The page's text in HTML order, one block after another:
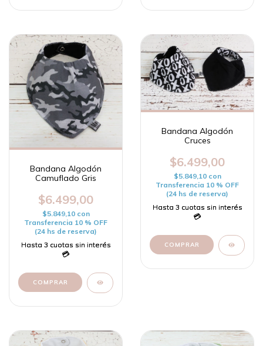
Bandana Algodón
Camuflado Gris
$6.499,00
$5.849,10 con
Transferencia 10 % OFF
(24 hs de reserva)
Bandana Algodón
Cruces
$6.499,00
$5.849,10 con
Transferencia 10 % OFF
(24 hs de reserva)